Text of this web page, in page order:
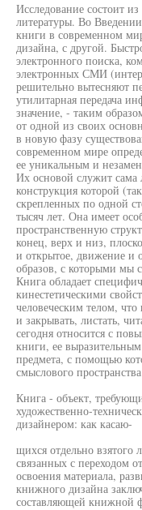
Исследование состоит
литературы. Во
книги в современном
дизайна, с другой.
электронного поиска,
электронных СМИ
решительно вытесняют
утилитарная передача
значение, - таким
от одной из своих
в новую фазу
современном мире
ее уникальным и
Их основой служит сама
конструкция которой
скрепленных по одной
тысяч лет. Она имеет
пространственную
конец, верх и низ,
и открытое, движение и
образов, с которыми мы
Книга обладает
кинестетическими
человеческим телом, что
и закрывать, листать,
сегодня относится с
книги, ее
предмета, с помощью
смыслового
Книга - объект,
художественно-
дизайнером: как касаю-
щихся отдельно взятого
связанных с переходом
освоения материала,
книжного дизайна
составляющей книжной